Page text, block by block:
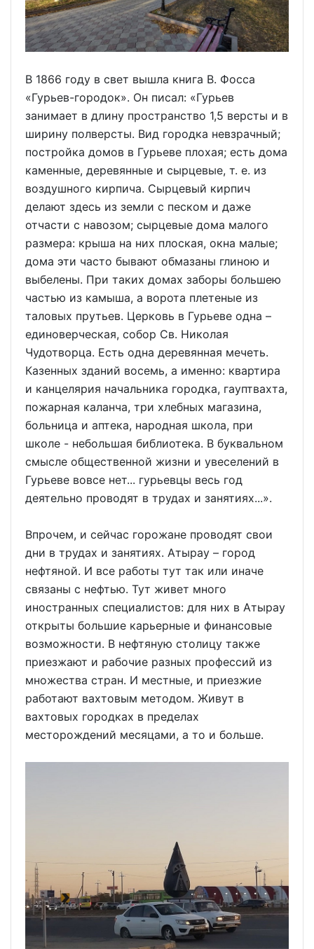
В 1866 году в свет вышла книга В. Фосса
«Гурьев-городок». Он писал: «Гурьев
занимает в длину пространство 1,5 версты и в
ширину полверсты. Вид городка невзрачный;
постройка домов в Гурьеве плохая; есть дома
каменные, деревянные и сырцевые, т. е. из
воздушного кирпича. Сырцевый кирпич
делают здесь из земли с песком и даже
отчасти с навозом; сырцевые дома малого
размера: крыша на них плоская, окна малые;
дома эти часто бывают обмазаны глиною и
выбелены. При таких домах заборы большею
частью из камыша, а ворота плетеные из
таловых прутьев. Церковь в Гурьеве одна –
единоверческая, собор Св. Николая
Чудотворца. Есть одна деревянная мечеть.
Казенных зданий восемь, а именно: квартира
и канцелярия начальника городка, гауптвахта,
пожарная каланча, три хлебных магазина,
больница и аптека, народная школа, при
школе - небольшая библиотека. В буквальном
смысле общественной жизни и увеселений в
Гурьеве вовсе нет... гурьевцы весь год
деятельно проводят в трудах и занятиях...».
Впрочем, и сейчас горожане проводят свои
дни в трудах и занятиях. Атырау – город
нефтяной. И все работы тут так или иначе
связаны с нефтью. Тут живет много
иностранных специалистов: для них в Атырау
открыты большие карьерные и финансовые
возможности. В нефтяную столицу также
приезжают и рабочие разных профессий из
множества стран. И местные, и приезжие
работают вахтовым методом. Живут в
вахтовых городках в пределах
месторождений месяцами, а то и больше.